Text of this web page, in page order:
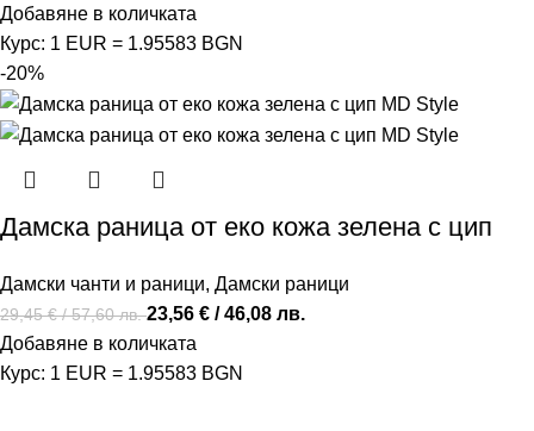
Добавяне в количката
Курс: 1 EUR = 1.95583 BGN
-20%
Дамска раница от еко кожа зелена с цип
Дамски чанти и раници,Дамски раници
29,45€/ 57,60 лв.23,56€ / 46,08 лв.
Добавяне в количката
Курс: 1 EUR = 1.95583 BGN